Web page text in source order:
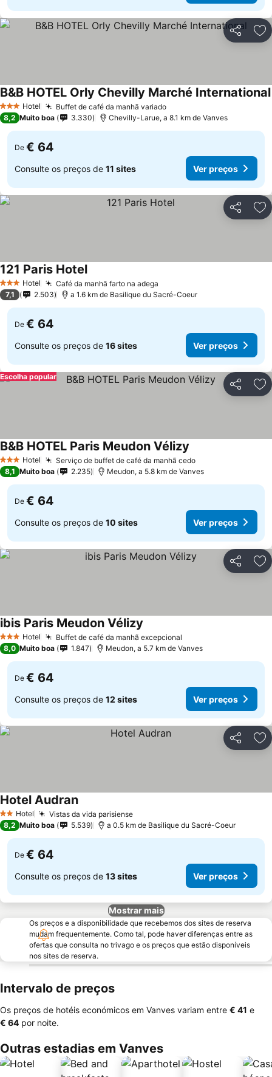
Partilhar
3 EstrelasHotel Buffet de café da manhã variado
B&B HOTEL Orly Chevilly Marché International
8,2 Muito boa 3.330 Chevilly-Larue, a 8.1 km de Vanves
De € 64
Consulte os preços de 11 sites Ver preços
Partilhar
3 EstrelasHotel Café da manhã farto na adega
121 Paris Hotel
7,1 2.503 a 1.6 km de Basilique du Sacré-Coeur
De € 64
Consulte os preços de 16 sites Ver preços
Partilhar
Escolha popular
3 EstrelasHotel Serviço de buffet de café da manhã cedo
B&B HOTEL Paris Meudon Vélizy
8,1 Muito boa 2.235 Meudon, a 5.8 km de Vanves
De € 64
Consulte os preços de 10 sites Ver preços
Partilhar
3 EstrelasHotel Buffet de café da manhã excepcional
ibis Paris Meudon Vélizy
8,0 Muito boa 1.847 Meudon, a 5.7 km de Vanves
De € 64
Consulte os preços de 12 sites Ver preços
Partilhar
2 Estrelas
Hotel Vistas da vida parisiense
Hotel Audran
8,2 Muito boa 5.539 a 0.5 km de Basilique du Sacré-Coeur
De € 64
Consulte os preços de 13 sites Ver preços
Mostrar mais
Os preços e a disponibilidade que recebemos dos sites de reserva
mudam frequentemente. Como tal, pode haver diferenças entre as
ofertas que consulta no trivago e os preços que estão disponíveis
nos sites de reserva.
Intervalo de preços
Os preços de hotéis económicos em Vanves variam entre ‎€ 41 e
‎€ 64 por noite.
Outras estadias em Vanves